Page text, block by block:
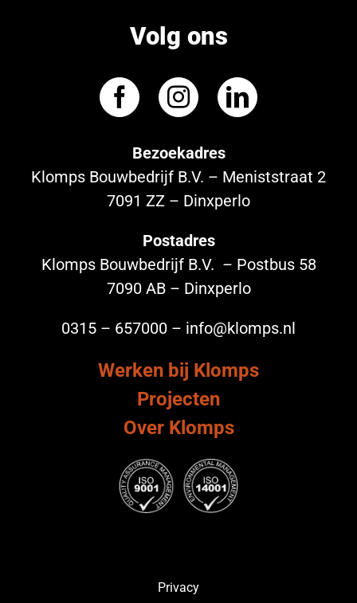
Volg ons
Bezoekadres
Klomps Bouwbedrijf B.V. – Meniststraat 2
7091 ZZ – Dinxperlo
Postadres
Klomps Bouwbedrijf B.V. – Postbus 58
7090 AB – Dinxperlo
0315 – 657000 – info@klomps.nl
Werken bij Klomps
Projecten
Over Klomps
Privacy